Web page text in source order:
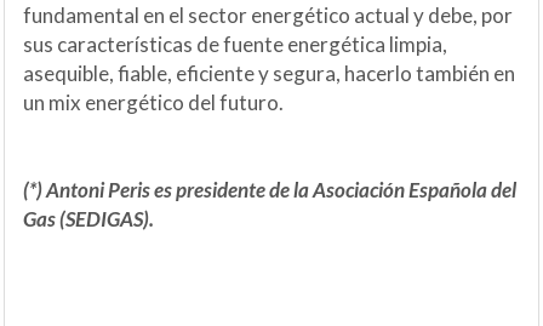
fundamental en el sector energético actual y debe, por
sus características de fuente energética limpia,
asequible, fiable, eficiente y segura, hacerlo también en
un mix energético del futuro.
(*) Antoni Peris es presidente de la Asociación Española del
Gas (SEDIGAS).